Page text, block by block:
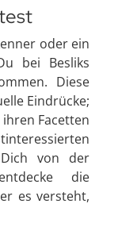
oder ein
bei Besliks
Diese
Eindrücke;
Facetten
von der
die
es versteht,